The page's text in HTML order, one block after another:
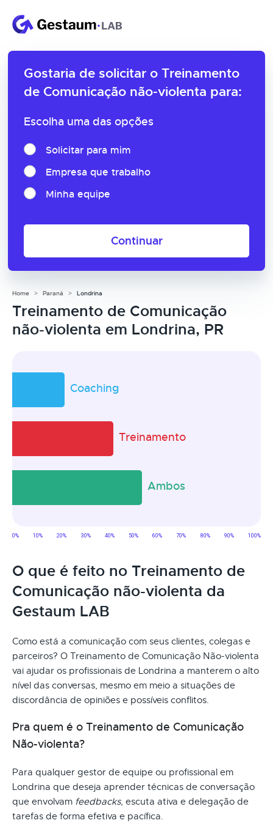
Gostaria de solicitar o Treinamento
de Comunicação não-violenta para:
Escolha uma das opções
Solicitar para mim
Empresa que trabalho
Minha equipe
Continuar
Home Paraná Londrina
Treinamento de Comunicação
não-violenta em Londrina, PR
O que é feito no Treinamento de
Comunicação não-violenta da
Gestaum LAB
Como está a comunicação com seus clientes, colegas e
parceiros? O Treinamento de Comunicação Não-violenta
vai ajudar os profissionais de Londrina a manterem o alto
nível das conversas, mesmo em meio a situações de
discordância de opiniões e possíveis conflitos.
Pra quem é o Treinamento de Comunicação
Não-violenta?
Para qualquer gestor de equipe ou profissional em
Londrina que deseja aprender técnicas de conversação
que envolvam feedbacks, escuta ativa e delegação de
tarefas de forma efetiva e pacífica.